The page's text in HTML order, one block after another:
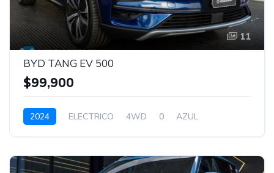
11
BYD TANG EV 500
$99,900
2024 ELECTRICO 4WD 0 AZUL